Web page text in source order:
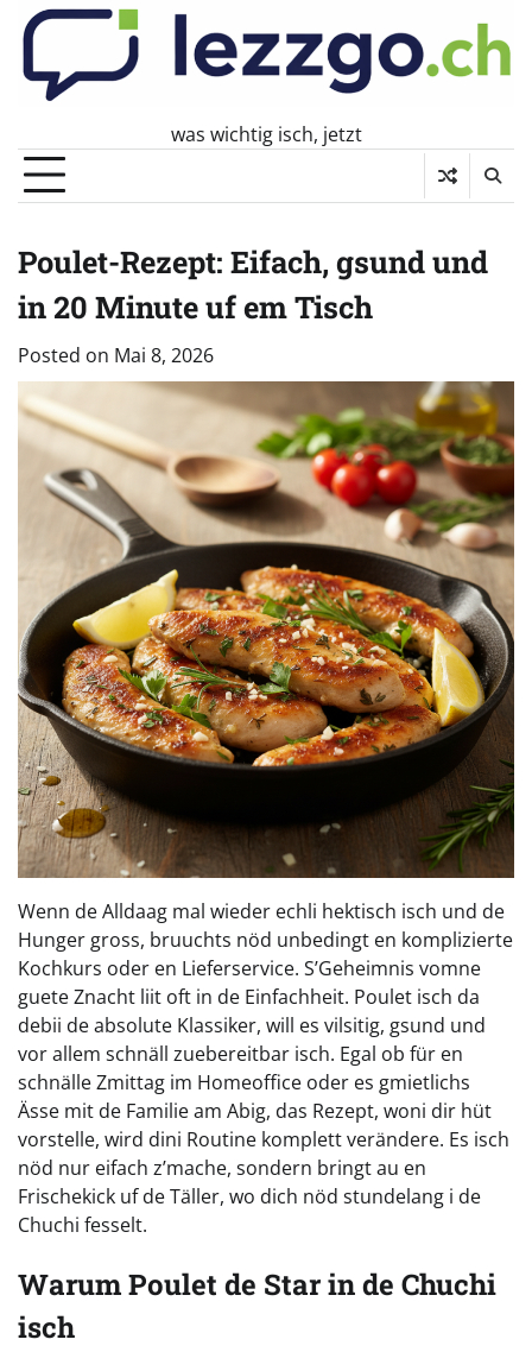
Skip
content
was wichtig isch, jetzt
Poulet-Rezept: Eifach, gsund und
in 20 Minute uf em Tisch
Posted on Mai 8, 2026
Wenn de Alldaag mal wieder echli hektisch isch und de
Hunger gross, bruuchts nöd unbedingt en komplizierte
Kochkurs oder en Lieferservice. S’Geheimnis vomne
guete Znacht liit oft in de Einfachheit. Poulet isch da
debii de absolute Klassiker, will es vilsitig, gsund und
vor allem schnäll zuebereitbar isch. Egal ob für en
schnälle Zmittag im Homeoffice oder es gmietlichs
Ässe mit de Familie am Abig, das Rezept, woni dir hüt
vorstelle, wird dini Routine komplett verändere. Es isch
nöd nur eifach z’mache, sondern bringt au en
Frischekick uf de Täller, wo dich nöd stundelang i de
Chuchi fesselt.
Warum Poulet de Star in de Chuchi
isch